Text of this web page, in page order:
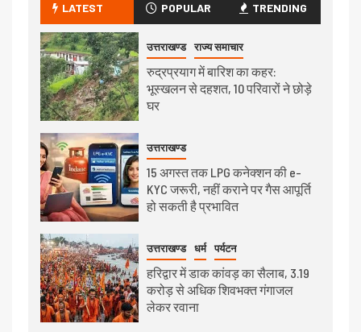
LATEST POPULAR TRENDING
उत्तराखण्ड राज्य समाचार
रुद्रप्रयाग में बारिश का कहर:
भूस्खलन से दहशत, 10 परिवारों ने छोड़े
घर
उत्तराखण्ड
15 अगस्त तक LPG कनेक्शन की e-
KYC जरूरी, नहीं कराने पर गैस आपूर्ति
हो सकती है प्रभावित
उत्तराखण्ड धर्म पर्यटन
हरिद्वार में डाक कांवड़ का सैलाब, 3.19
करोड़ से अधिक शिवभक्त गंगाजल
लेकर रवाना